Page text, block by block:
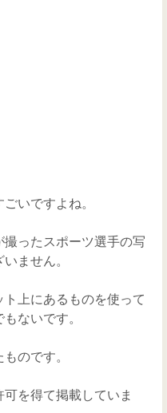
いですよね。
撮ったスポーツ選手の写
ません。
ト上にあるものを使って
ないです。
のです。
可を得て掲載していま